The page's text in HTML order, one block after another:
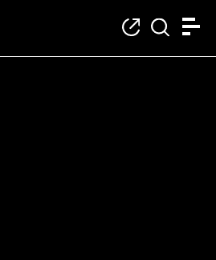
stories